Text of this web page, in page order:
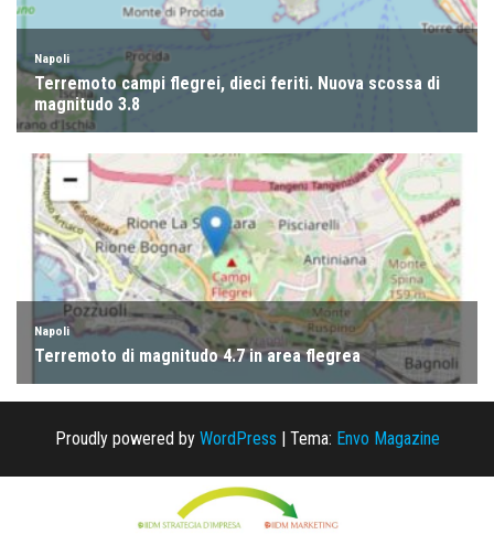
Proudly powered by WordPress | Tema: Envo Magazine